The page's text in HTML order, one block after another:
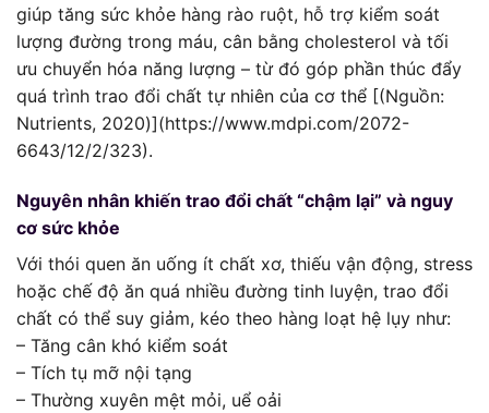
giúp tăng sức khỏe hàng rào ruột, hỗ trợ kiểm soát
lượng đường trong máu, cân bằng cholesterol và tối
ưu chuyển hóa năng lượng – từ đó góp phần thúc đẩy
quá trình trao đổi chất tự nhiên của cơ thể [(Nguồn:
Nutrients, 2020)](https://www.mdpi.com/2072-
6643/12/2/323).
Nguyên nhân khiến trao đổi chất “chậm lại” và nguy
cơ sức khỏe
Với thói quen ăn uống ít chất xơ, thiếu vận động, stress
hoặc chế độ ăn quá nhiều đường tinh luyện, trao đổi
chất có thể suy giảm, kéo theo hàng loạt hệ lụy như:
– Tăng cân khó kiểm soát
– Tích tụ mỡ nội tạng
– Thường xuyên mệt mỏi, uể oải